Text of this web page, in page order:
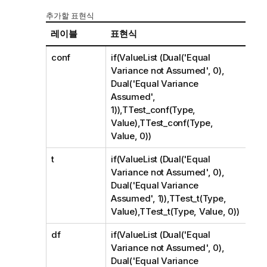
추가할 표현식
레이블 표현식
conf
if(ValueList (Dual('Equal
Variance not Assumed', 0),
Dual('Equal Variance
Assumed',
1)),TTest_conf(Type,
Value),TTest_conf(Type,
Value, 0))
t
if(ValueList (Dual('Equal
Variance not Assumed', 0),
Dual('Equal Variance
Assumed', 1)),TTest_t(Type,
Value),TTest_t(Type, Value, 0))
df
if(ValueList (Dual('Equal
Variance not Assumed', 0),
Dual('Equal Variance